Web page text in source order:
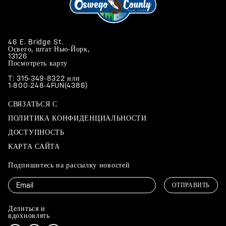
46 E. Bridge St.
Освего, штат Нью-Йорк,
13126
Посмотреть карту
T: 315-349-8322 или
1-800-248-4FUN(4386)
СВЯЗАТЬСЯ С
ПОЛИТИКА КОНФИДЕНЦИАЛЬНОСТИ
ДОСТУПНОСТЬ
КАРТА САЙТА
Подпишитесь на рассылку новостей
Электронная
почта
Делиться и
вдохновлять